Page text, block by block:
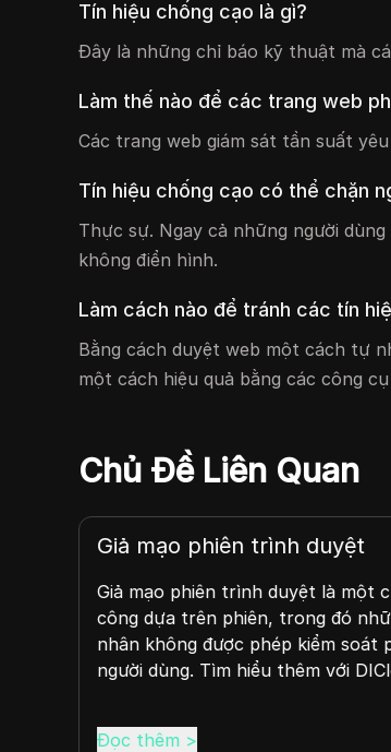
Tín hiệu chống cạo là gì?
Đây là những chỉ báo kỹ thuật mà
Làm thế nào để các trang web
Các trang web giám sát tần suất
Tín hiệu chống cạo có thể chặn
Thực sự. Ngay cả những người
không điển hình.
Làm cách nào để tránh các tín
Bằng cách duyệt web một cách tự
một cách hiệu quả bằng các công
Chủ Đề Liên Quan
Giả mạo phiên trình duyệt
Giả mạo phiên trình duyệt là một
công dựa trên phiên, trong đó
nhân không được phép kiểm soát
người dùng. Tìm hiểu thêm với
Đọc thêm>